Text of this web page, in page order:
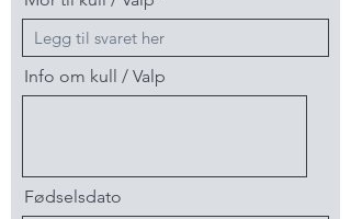
Info om kull / Valp
Fødselsdato